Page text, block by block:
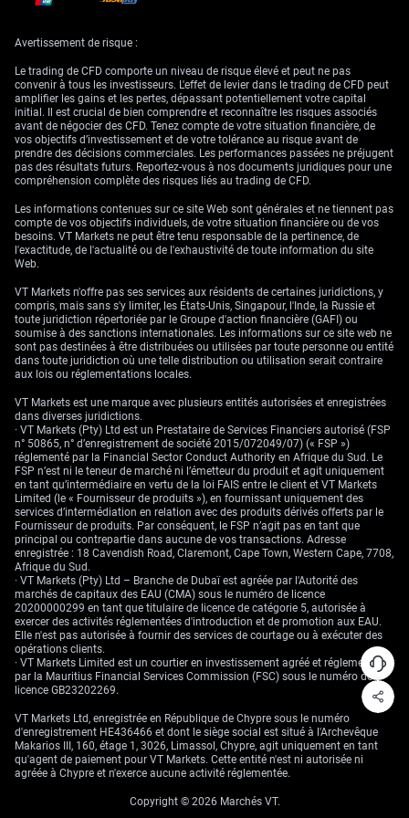
principales devises, avec un focus particulier sur les prochaines données
constituera le point d’orgue. Après un rapport le mois dernier ressorti en
publication supérieure au consensus de 185 000 pourrait signaler une
vigueur économique persistante et nous amener à envisager des options
d’achat sur le dollar.
L’euro affiche un ton ferme près de 1,1390, mais son orientation
dépendra des prochains chiffres d’inflation en zone euro. La dernière
estimation préliminaire de l’IPC sous-jacent s’établissait à un niveau
tenace de 2,8 %, et si les données de cette semaine ne montrent pas de
refroidissement net, la Banque centrale européenne pourrait être
signe de persistance de l’inflation afin de renforcer des positions
longues sur l’euro, en anticipant une réaction plus « faucon » des
décideurs.
La livre sterling reste atone autour de 1,3200, le marché arbitrant entre
dynamique économique. Avec une inflation globale au Royaume-Uni
toujours proche de 3,2 % — bien au-dessus de l’objectif de la Banque
d’Angleterre —, la lecture définitive du PIB du T1 sera déterminante. Une
croissance plus forte qu’attendu compliquerait la position de la BoE et
pourrait offrir une opportunité d’achat sur la livre.
Nous avons vu le yen se renforcer, ramenant l’USD/JPY à 161,70, un
prochaine publication du Tankan des grandes entreprises
manufacturières est désormais un indicateur pivot pour jauger la santé
du secteur corporate japonais. Une bonne surprise conforterait le biais
de la Banque du Japon en faveur d’un resserrement, rendant des options
de vente sur l’USD/JPY attractives.
Le dollar australien montre des signes de faiblesse près de 0,6890, une
tendance que nous attribuons à des signaux récents de mollesse
économique en Chine. Le dernier PMI manufacturier Caixin est repassé
juste sous le seuil des 50 points, à 49,7, et une nouvelle lecture faible
renforcerait les craintes concernant la demande de matières premières
australiennes. Nous suivrons attentivement les minutes de la Reserve
Bank of Australia à la recherche d’indices « faucons », mais le risque
principal pour l’aussie semble se situer à la baisse.
Les matières premières
surveillent les données
macro et la géopolitique
L’or se maintient près de 4 070 $ l’once, profitant de la récente détente
des rendements des Treasuries et d’une incertitude de marché plus
américain et des anticipations qui en découleront pour la politique de la
Avertissement de risque :
Le trading de CFD comporte un niveau de risque élevé et peut ne pas
convenir à tous les investisseurs. L'effet de levier dans le trading de CFD peut
amplifier les gains et les pertes, dépassant potentiellement votre capital
initial. Il est crucial de bien comprendre et reconnaître les risques associés
avant de négocier des CFD. Tenez compte de votre situation financière, de
vos objectifs d’investissement et de votre tolérance au risque avant de
prendre des décisions commerciales. Les performances passées ne préjugent
pas des résultats futurs. Reportez-vous à nos documents juridiques pour une
compréhension complète des risques liés au trading de CFD.
Les informations contenues sur ce site Web sont générales et ne tiennent pas
compte de vos objectifs individuels, de votre situation financière ou de vos
besoins. VT Markets ne peut être tenu responsable de la pertinence, de
l'exactitude, de l'actualité ou de l'exhaustivité de toute information du site
Web.
VT Markets n'offre pas ses services aux résidents de certaines juridictions, y
compris, mais sans s'y limiter, les États-Unis, Singapour, l'Inde, la Russie et
toute juridiction répertoriée par le Groupe d'action financière (GAFI) ou
soumise à des sanctions internationales. Les informations sur ce site web ne
sont pas destinées à être distribuées ou utilisées par toute personne ou entité
dans toute juridiction où une telle distribution ou utilisation serait contraire
aux lois ou réglementations locales.
VT Markets est une marque avec plusieurs entités autorisées et enregistrées
dans diverses juridictions.
· VT Markets (Pty) Ltd est un Prestataire de Services Financiers autorisé (FSP
n° 50865, n° d’enregistrement de société 2015/072049/07) (« FSP »)
réglementé par la Financial Sector Conduct Authority en Afrique du Sud. Le
FSP n’est ni le teneur de marché ni l’émetteur du produit et agit uniquement
en tant qu’intermédiaire en vertu de la loi FAIS entre le client et VT Markets
Limited (le « Fournisseur de produits »), en fournissant uniquement des
services d’intermédiation en relation avec des produits dérivés offerts par le
Fournisseur de produits. Par conséquent, le FSP n’agit pas en tant que
principal ou contrepartie dans aucune de vos transactions. Adresse
enregistrée : 18 Cavendish Road, Claremont, Cape Town, Western Cape, 7708,
Afrique du Sud.
· VT Markets (Pty) Ltd – Branche de Dubaï est agréée par l'Autorité des
marchés de capitaux des EAU (CMA) sous le numéro de licence
20200000299 en tant que titulaire de licence de catégorie 5, autorisée à
exercer des activités réglementées d'introduction et de promotion aux EAU.
Elle n'est pas autorisée à fournir des services de courtage ou à exécuter des
opérations clients.
· VT Markets Limited est un courtier en investissement agréé et réglementé
par la Mauritius Financial Services Commission (FSC) sous le numéro de
licence GB23202269.
VT Markets Ltd, enregistrée en République de Chypre sous le numéro
d'enregistrement HE436466 et dont le siège social est situé à l'Archevêque
Makarios III, 160, étage 1, 3026, Limassol, Chypre, agit uniquement en tant
qu'agent de paiement pour VT Markets. Cette entité n'est ni autorisée ni
agréée à Chypre et n'exerce aucune activité réglementée.
Copyright © 2026 Marchés VT.